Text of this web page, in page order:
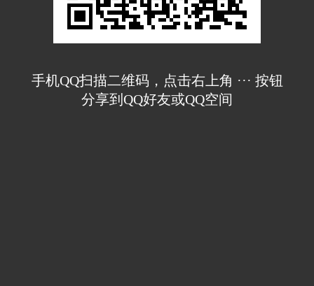
手机QQ扫描二维码，点击右上角 ··· 按钮
分享到QQ好友或QQ空间